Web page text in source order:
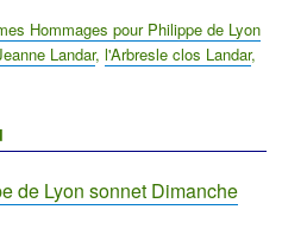
Hommages pour Philippe de Lyon
Landar,l'Arbresle clos Landar,
de Lyon sonnet Dimanche